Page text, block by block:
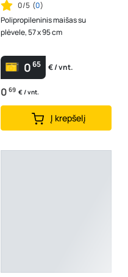
0/5 (0)
Polipropileninis maišas su
plėvele, 57 x 95 cm
065 € / vnt.
0 69 € / vnt.
Į krepšelį